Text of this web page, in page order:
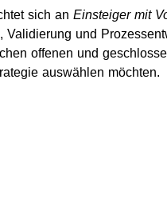
sich an Einsteiger mit
Validierung und
offenen und
auswählen möchten.